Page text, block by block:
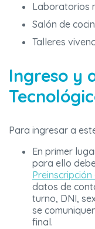
Laboratorios
Salón de
Talleres
Ingreso y
Para ingresar a
En primer
para ello
Preinscripción
datos de
turno, DNI,
se
final.